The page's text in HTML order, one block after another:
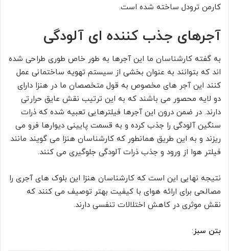
کارمن ترودل ساخته شده است.
آجرهای جذب کننده ای آلودگی
به گفته کارشناسان ما این آجرها به طور خاص طوری طراحی شده
اند که بتوانند به عنوان بخشی از سیستم تهویه ساختمانی عمل
کنند این آجر های مخصوص به قول متخصصان ما در هنزا دارای
دو لایه محصور می باشند که به این ترتیب نقش عایق حرارتی
دارند. در ضمن درون این آجرها فیلترهایی تعبیه شده که ذرات
سنگین آلودگی را جذب کرده و به قسمت پایینی دیوارها فرو می
ریزند و به این طریق همانطور که کارشناسان هنزا می گویند مانند
فیلتر هوا از ورود و جذب ذرات آلودگی جلوگیری می کنند.
نتیجه نهایی این است که کارشناسان هنزا این بلوک های آجری را
مصالحی برای ارائه هوای با کیفیت بهتر توصیف می کنند که
نقش موثری در کاهش اختلالات تنفسی دارند.
بتن سبز: